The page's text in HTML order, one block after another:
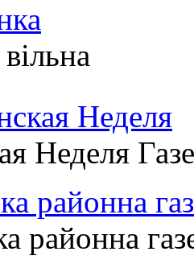
Неделя
Неделя
районна
районна